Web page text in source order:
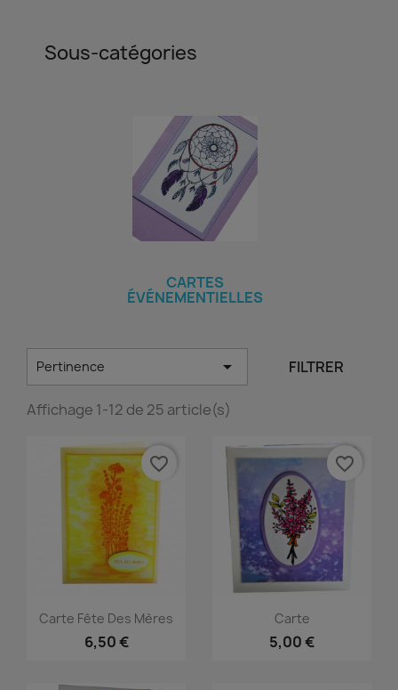
Sous-catégories
CARTES
ÉVÉNEMENTIELLES
Pertinence  FILTRER
Affichage 1-12 de 25 article(s)
Carte Fête Des Mères
6,50 €
favorite_border
Carte
5,00 €
favorite_border